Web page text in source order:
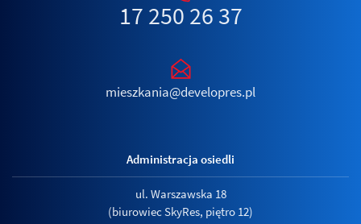
17 250 26 37
mieszkania@developres.pl
Administracja osiedli
ul. Warszawska 18
(biurowiec SkyRes, piętro 12)